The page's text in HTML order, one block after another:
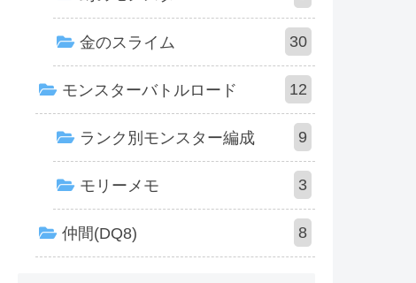
金のスライム 30
モンスターバトルロード 12
ランク別モンスター編成 9
モリーメモ 3
仲間(DQ8) 8